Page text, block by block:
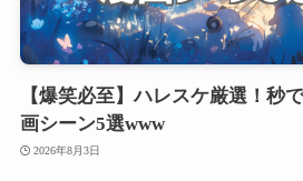
【爆笑必至】ハレスケ厳選！秒
画シーン5選www
2026年8月3日